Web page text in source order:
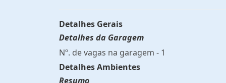
Detalhes Gerais
Detalhes da Garagem
Nº. de vagas na garagem - 1
Detalhes Ambientes
Resumo